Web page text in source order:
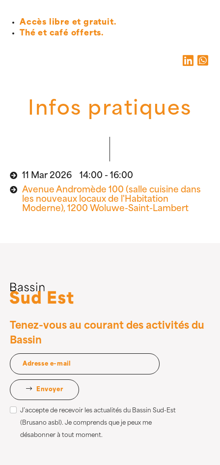
Accès libre et gratuit.
Thé et café offerts.
Infos pratiques
11 Mar 2026 14:00 - 16:00
Avenue Andromède 100 (salle cuisine dans
les nouveaux locaux de l'Habitation
Moderne), 1200 Woluwe-Saint-Lambert
Tenez-vous au courant des activités du
Bassin
Envoyer
J’accepte de recevoir les actualités du Bassin Sud-Est
(Brusano asbl). Je comprends que je peux me
désabonner à tout moment.